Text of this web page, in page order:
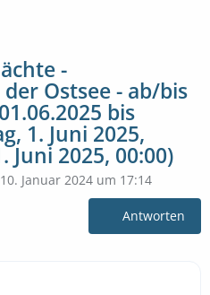
-
Ostsee - ab/bis
bis
1. Juni 2025,
Juni 2025, 00:00)
10. Januar 2024 um 17:14
Antworten